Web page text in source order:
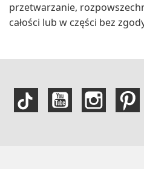
przetwarzanie,
całości lub w części bez